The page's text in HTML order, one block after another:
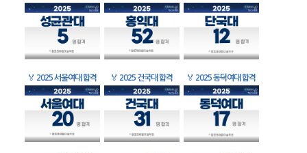
🏅 2025 서울여대 합격 🏅 2025 건국대 합격 🏅 2025 동덕여대 합격